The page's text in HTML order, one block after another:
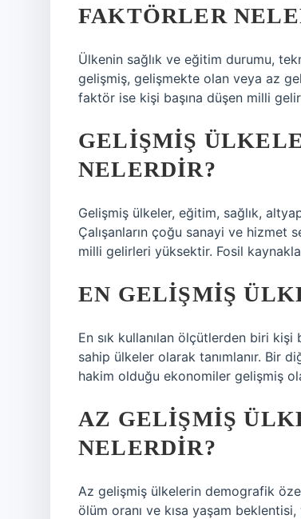
FAKTÖRLER
Ülkenin sağlık ve eğitim durumu,
gelişmiş, gelişmekte olan veya az
faktör ise kişi başına düşen milli
GELIŞMIŞ
NELERDIR?
Gelişmiş ülkeler, eğitim, sağlık,
Çalışanların çoğu sanayi ve hizmet
milli gelirleri yüksektir. Fosil
EN GELIŞMIŞ
En sık kullanılan ölçütlerden biri
sahip ülkeler olarak tanımlanır. Bir
hakim olduğu ekonomiler gelişmiş
AZ GELIŞMIŞ
NELERDIR?
Az gelişmiş ülkelerin demografik
ölüm oranı ve kısa yaşam